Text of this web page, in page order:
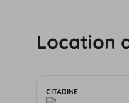
Location
CITADINE